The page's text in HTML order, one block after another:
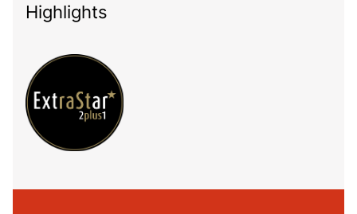
Highlights